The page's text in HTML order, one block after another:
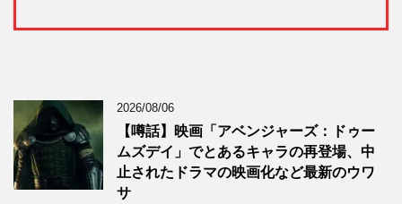
2026/08/06
【噂話】映画「アベンジャーズ：ドゥー
ムズデイ」でとあるキャラの再登場、中
止されたドラマの映画化など最新のウワ
サ